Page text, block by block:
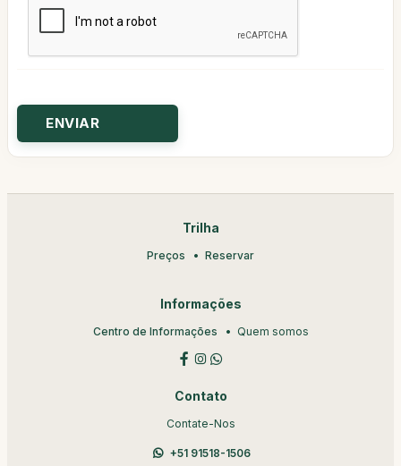
Trilha
Preços Reservar
Informações
Centro de Informações Quem somos
Contato
Contate-Nos
+51 91518-1506